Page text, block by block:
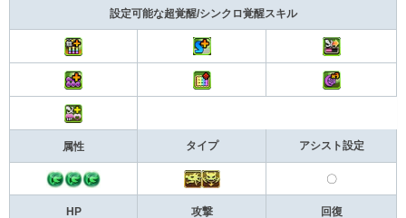
設定可能な超覚醒/シンクロ覚醒スキル
属性 タイプ アシスト設定
〇
HP 攻撃 回復